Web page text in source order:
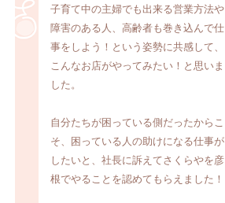
子育て中の主婦でも出来る営業方法や
障害のある人、高齢者も巻き込んで仕
事をしよう！という姿勢に共感して、
こんなお店がやってみたい！と思いま
した。
自分たちが困っている側だったからこ
そ、困っている人の助けになる仕事が
したいと、社長に訴えてさくらやを彦
根でやることを認めてもらえました！